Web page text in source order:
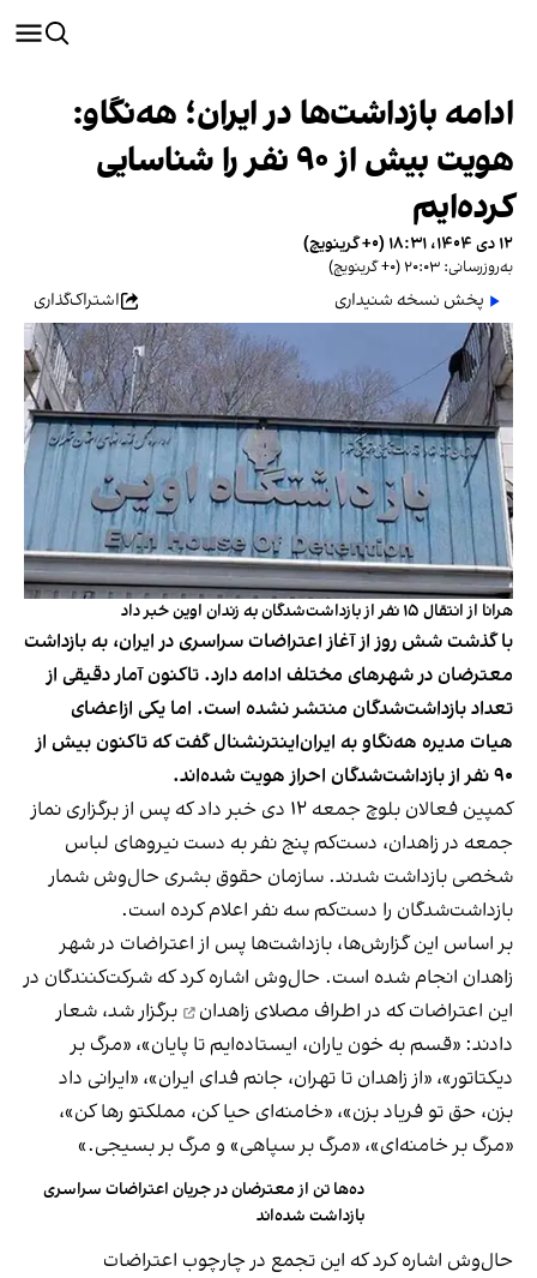
ادامه بازداشت‌ها در ایران؛ هه‌نگاو:
هویت بیش از ۹۰ نفر را شناسایی
کرده‌ایم
۱۲ دی ۱۴۰۴، ۱۸:۳۱ (‎+۰ گرینویچ)
به‌روزرسانی: ۲۰:۰۳ (‎+۰ گرینویچ)
پخش نسخه شنیداری اشتراک‌گذاری
هرانا از انتقال ۱۵ نفر از بازداشت‌شدگان به زندان اوین خبر داد
با گذشت شش روز از آغاز اعتراضات سراسری در ایران،‌‌ به بازداشت
معترضان در شهرهای مختلف ادامه دارد. تاکنون آمار دقیقی از
تعداد بازداشت‌شدگان منتشر نشده است. اما یکی ازاعضای
هیات مدیره هه‌نگاو به ایران‌اینترنشنال گفت که تاکنون بیش از
٩٠ نفر از بازداشت‌شدگان احراز هویت شده‌اند.
کمپین فعالان بلوچ جمعه ۱۲ دی خبر داد که پس از برگزاری نماز
جمعه در زاهدان، دست‌کم پنج نفر به دست نیروهای لباس
شخصی بازداشت شدند. سازمان حقوق بشری حال‌وش شمار
بازداشت‌شدگان را دست‌کم سه نفر اعلام کرده است.
بر اساس این گزارش‌ها، بازداشت‌ها پس از اعتراضات در شهر
زاهدان انجام شده است. حال‌وش اشاره کرد که شرکت‌کنندگان در
این اعتراضات که در اطراف مصلای زاهدان
برگزار شد، شعار
دادند: «قسم به خون یاران، ایستاده‌ایم تا پایان»، «مرگ بر
دیکتاتور»، «از زاهدان تا تهران، جانم فدای ایران»، «ایرانی داد
بزن، حق تو فریاد بزن»، «خامنه‌ای حیا کن، مملکتو رها کن»،
«مرگ بر خامنه‌ای»، «مرگ بر سپاهی» و مرگ بر بسیجی.»
ده‌ها تن از معترضان در جریان اعتراضات سراسری
بازداشت شده‌اند
حال‌وش اشاره کرد که این تجمع در چارچوب اعتراضات